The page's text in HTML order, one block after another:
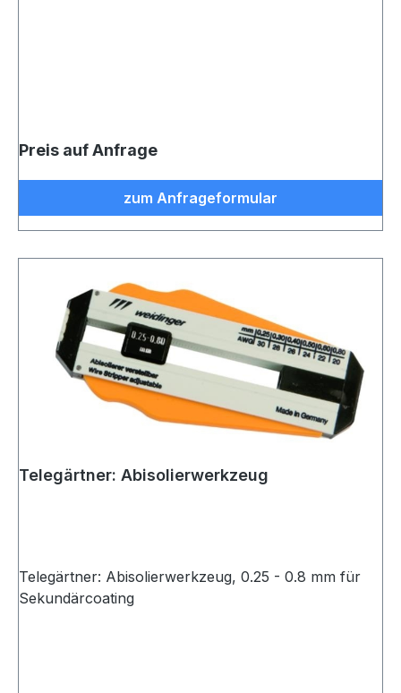
Preis auf Anfrage
zum Anfrageformular
Telegärtner: Abisolierwerkzeug
Telegärtner: Abisolierwerkzeug, 0.25 - 0.8 mm für
Sekundärcoating